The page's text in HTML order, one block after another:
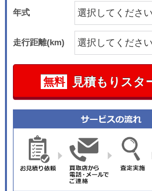
年式
走行距離(km)
無料 見積もりスタ